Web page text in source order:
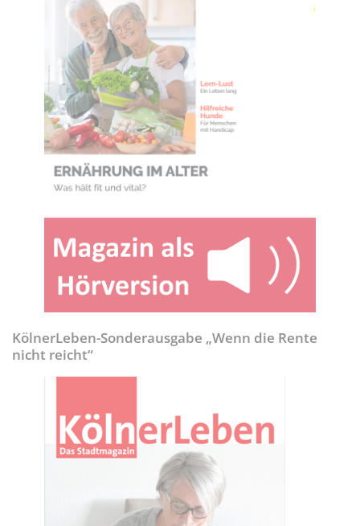
KölnerLeben-Sonderausgabe „Wenn die Rente
nicht reicht“